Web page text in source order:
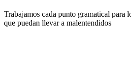
Trabajamos cada punto gramatical para
que puedan llevar a malentendidos